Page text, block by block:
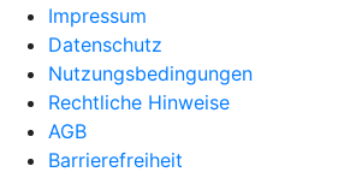
Impressum
Datenschutz
Nutzungsbedingungen
Rechtliche Hinweise
AGB
Barrierefreiheit